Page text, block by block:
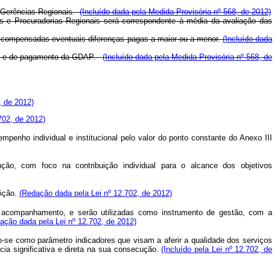
Gerências Regionais.(Incluído dada pela Medida Provisória nº 568, de 2012)
Procuradorias Regionais será correspondente à média da avaliação das
eventuais diferenças pagas a maior ou a menor.(Incluído dada
e de pagamento da GDAP.(Incluído dada pela Medida Provisória nº 568, de
de 2012)
de 2012)
individual e institucional pelo valor do ponto constante do Anexo III
com foco na contribuição individual para o alcance dos objetivos
(Redação dada pela Lei nº 12.702, de 2012)
e serão utilizadas como instrumento de gestão, com a
dada pela Lei nº 12.702, de 2012)
como parâmetro indicadores que visam a aferir a qualidade dos serviços
significativa e direta na sua consecução.(Incluído pela Lei nº 12.702, de